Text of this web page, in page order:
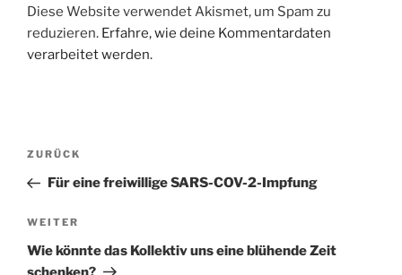
Diese Website verwendet Akismet, um Spam zu
reduzieren. Erfahre, wie deine Kommentardaten
verarbeitet werden.
Beitragsnavigation
Vorheriger
Beitrag
ZURÜCK
Für eine freiwillige SARS-COV-2-Impfung
Nächster
Beitrag
WEITER
Wie könnte das Kollektiv uns eine blühende Zeit